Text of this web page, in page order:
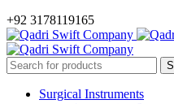
+92 3178119165
Surgical Instruments